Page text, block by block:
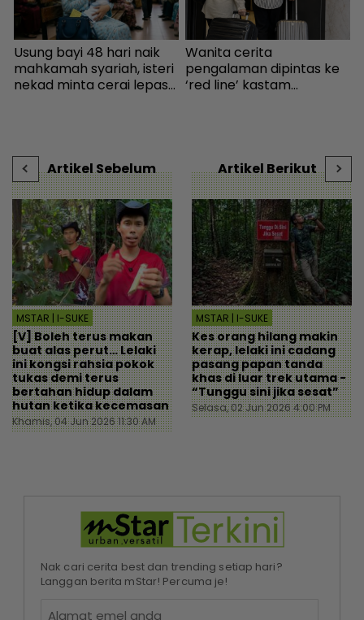
Usung bayi 48 hari naik
mahkamah syariah, isteri
nekad minta cerai lepas
Wanita cerita
pengalaman dipintas ke
‘red line’ kastam
Artikel Sebelum
MSTAR | I-SUKE
[V] Boleh terus makan
buat alas perut… Lelaki
ini kongsi rahsia pokok
tukas demi terus
bertahan hidup dalam
hutan ketika kecemasan
Khamis, 04 Jun 2026 11:30 AM
Artikel Berikut
MSTAR | I-SUKE
Kes orang hilang makin
kerap, lelaki ini cadang
pasang papan tanda
khas di luar trek utama -
“Tunggu sini jika sesat”
Selasa, 02 Jun 2026 4:00 PM
Nak cari cerita best dan trending setiap hari?
Langgan berita mStar! Percuma je!